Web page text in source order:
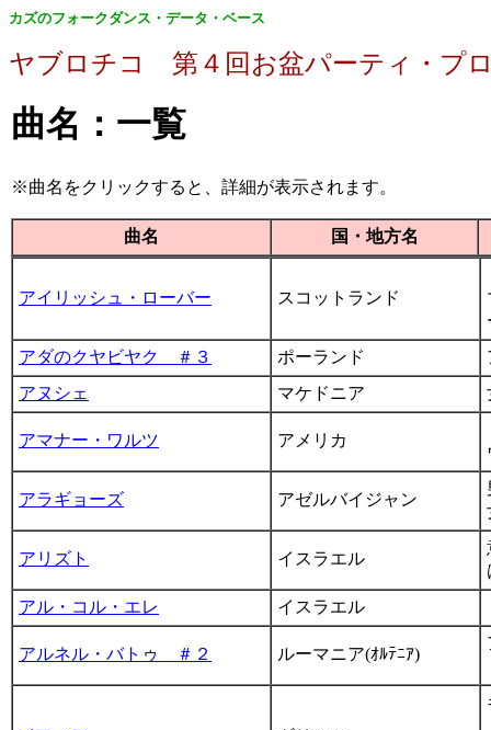
カズのフォークダンス・データ・ベース
ヤブロチコ 第４回お盆パーティ・プ
曲名：一覧
※曲名をクリックすると、詳細が表示されま
曲名 国・地方名
アイリッシュ・ローバー スコットランド
アダのクヤビヤク ＃３
ポーランド
アヌシェ
マケドニア
アマナー・ワルツ アメリカ
アラギョーズ アゼルバイジャン
アリズト イスラエル
アル・コル・エレ
イスラエル
アルネル・バトゥ ＃２ ルーマニア(ｵﾙﾃﾆｱ)